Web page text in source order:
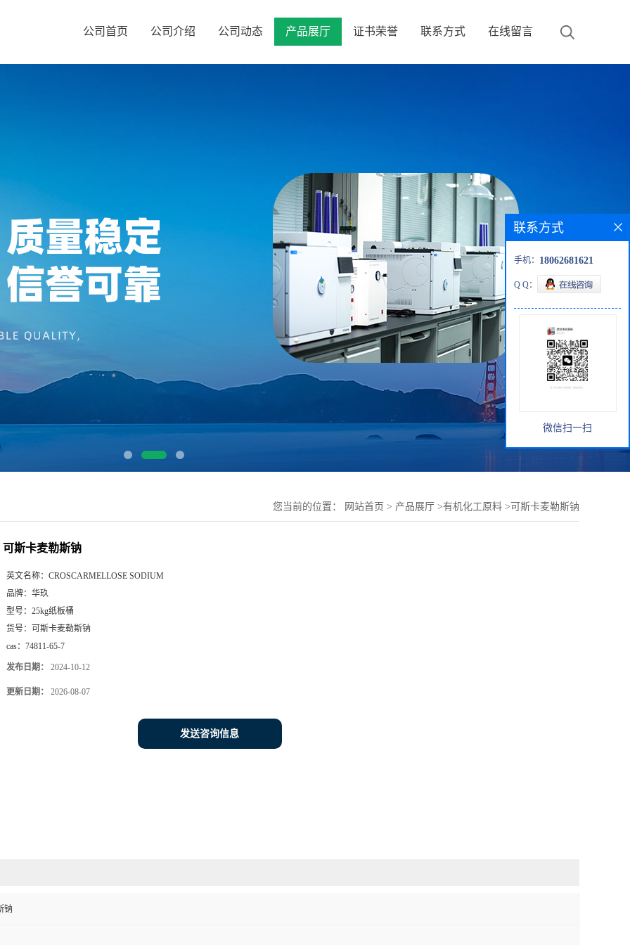
公司首页 公司介绍 公司动态 产品展厅 证书荣誉 联系方式 在线留言
您当前的位置： 网站首页 > 产品展厅 >有机化工原料 > 可斯卡麦勒斯钠
可斯卡麦勒斯钠
英文名称： CROSCARMELLOSE SODIUM
品牌： 华玖
型号： 25kg纸板桶
货号：
可斯卡麦勒斯钠
cas： 74811-65-7
发布日期： 2024-10-12
更新日期： 2026-08-07
发送咨询信息
钠
联系方式
手机： 18062681621
Q Q：
微信扫一扫